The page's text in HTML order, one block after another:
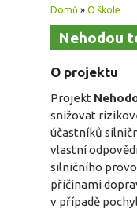
Jste zde
Domů » O škole
Nehodou
O projektu
Projekt
snižovat
účastníků
vlastní
silničního
příčinami
v případě